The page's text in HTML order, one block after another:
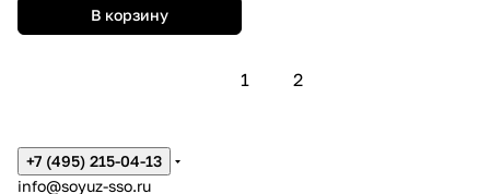
В корзину
1 2
+7 (495) 215-04-13
info@soyuz-sso.ru